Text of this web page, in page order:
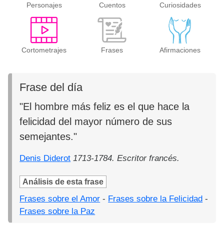
Personajes Cuentos Curiosidades
Cortometrajes Frases Afirmaciones
Frase del día
"El hombre más feliz es el que hace la
felicidad del mayor número de sus
semejantes."
Denis Diderot 1713-1784. Escritor francés.
Análisis de esta frase
Frases sobre el Amor - Frases sobre la Felicidad -
Frases sobre la Paz